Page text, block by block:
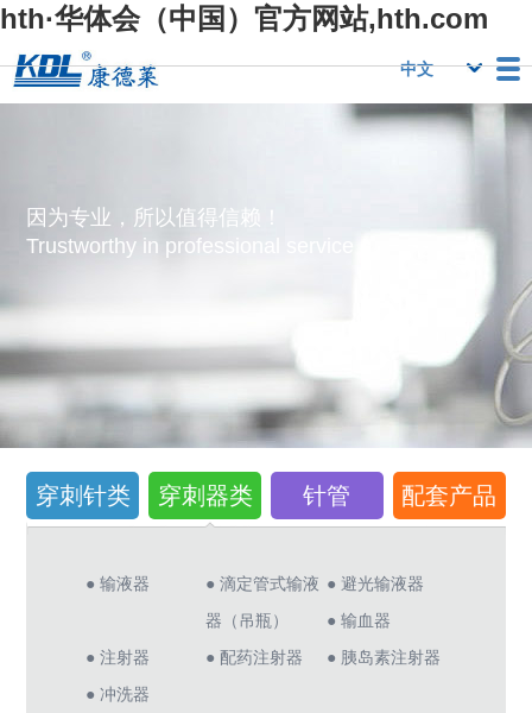
hth·华体会（中国）官方网站,hth.com
栏目
站,hth.com
站,hth.com
国）官方网
因为专业，所以值得信赖！
Trustworthy in professional service！
穿刺针类 穿刺器类 针管 配套产品
● 输液器
● 滴定管式输液
器（吊瓶）
● 避光输液器
● 输血器
● 注射器
● 配药注射器
● 胰岛素注射器
● 冲洗器